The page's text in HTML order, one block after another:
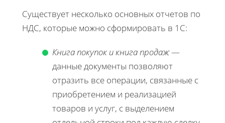
Существует несколько основных отчетов по
НДС, которые можно сформировать в 1С:
Книга покупок и книга продаж—
данные документы позволяют
отразить все операции, связанные с
приобретением и реализацией
товаров и услуг, с выделением